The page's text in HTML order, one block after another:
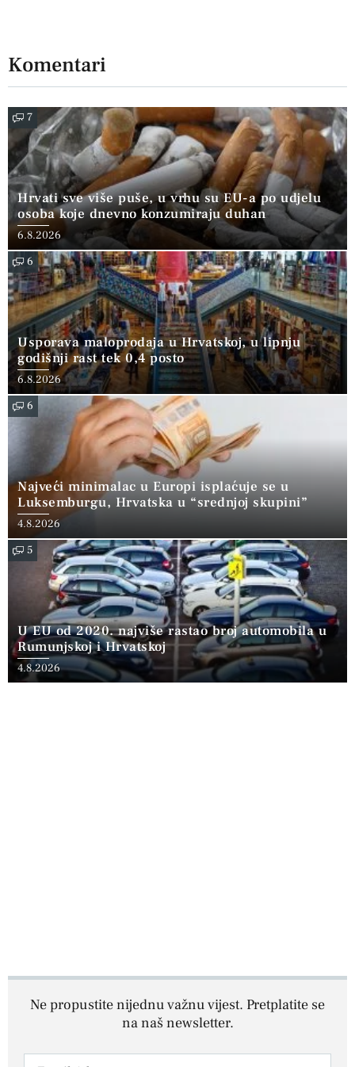
Komentari
7
Hrvati sve više puše, u vrhu su EU-a po udjelu
osoba koje dnevno konzumiraju duhan
6.8.2026
6
Usporava maloprodaja u Hrvatskoj, u lipnju
godišnji rast tek 0,4 posto
6.8.2026
6
Najveći minimalac u Europi isplaćuje se u
Luksemburgu, Hrvatska u “srednjoj skupini”
4.8.2026
5
U EU od 2020. najviše rastao broj automobila u
Rumunjskoj i Hrvatskoj
4.8.2026
Ne propustite nijednu važnu vijest. Pretplatite se
na naš newsletter.